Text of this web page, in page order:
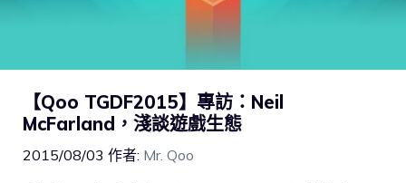
【Qoo TGDF2015】專訪：Neil
McFarland，淺談遊戲生態
2015/08/03 作者: Mr. Qoo